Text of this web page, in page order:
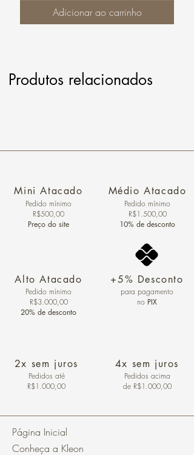
Adicionar ao carrinho
Produtos relacionados
Mini Atacado
Pedido ​mínimo
R$500,00
Preço do site
Alto Atacado
Pedido mínimo
R$3.000,00
20% de desconto
2x sem juros
Pedidos até
R$1.000,00
Médio Atacado
Pedido mínimo
R$1.500,00
10% de desconto
+5% Desconto
para pagamento
no PIX
4x sem juros
Pedidos acima
de R$1.000,00
Página Inicial
Conheça a Kleon